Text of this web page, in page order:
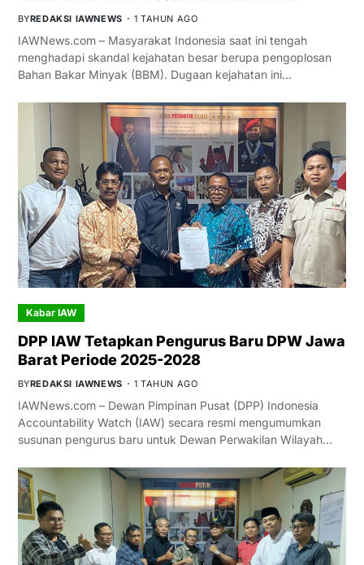
BYREDAKSI IAWNEWS 1 TAHUN AGO
IAWNews.com – Masyarakat Indonesia saat ini tengah
menghadapi skandal kejahatan besar berupa pengoplosan
Bahan Bakar Minyak (BBM). Dugaan kejahatan ini…
Kabar IAW
DPP IAW Tetapkan Pengurus Baru DPW Jawa
Barat Periode 2025-2028
BYREDAKSI IAWNEWS 1 TAHUN AGO
IAWNews.com – Dewan Pimpinan Pusat (DPP) Indonesia
Accountability Watch (IAW) secara resmi mengumumkan
susunan pengurus baru untuk Dewan Perwakilan Wilayah…